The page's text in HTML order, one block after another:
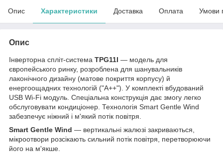
Опис Характеристики Доставка Оплата Умови
Опис
Інверторна спліт-система TPG11I — модель для
європейського ринку, розроблена для шанувальників
лаконічного дизайну (матове покриття корпусу) й
енергоощадних технологій ("А++"). У комплекті вбудований
USB Wi-Fi модуль. Спеціальна конструкція дає змогу легко
обслуговувати кондиціонер. Технологія Smart Gentle Wind
забезпечує ніжний і м'який потік повітря.
Smart Gentle Wind — вертикальні жалюзі закриваються,
мікроотвори розсікають сильний потік повітря, перетворюючи
його на м'якше.